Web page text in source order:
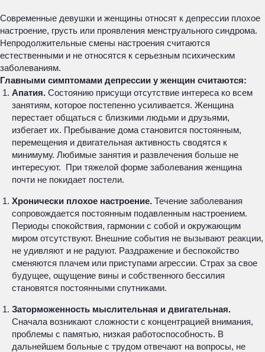
Современные девушки и женщины относят к депрессии плохое
настроение, грусть или проявления менструального синдрома.
Непродолжительные смены настроения считаются
естественными и не относятся к серьезным психическим
заболеваниям.
Главными симптомами депрессии у женщин считаются:
Апатия. Состоянию присущи отсутствие интереса ко всем
занятиям, которое постепенно усиливается. Женщина
перестает общаться с близкими людьми и друзьями,
избегает их. Пребывание дома становится постоянным,
перемещения и двигательная активность сводятся к
минимуму. Любимые занятия и развлечения больше не
интересуют. При тяжелой форме заболевания женщина
почти не покидает постели.
Хронически плохое настроение. Течение заболевания
сопровождается постоянным подавленным настроением.
Периоды спокойствия, гармонии с собой и окружающим
миром отсутствуют. Внешние события не вызывают реакции,
не удивляют и не радуют. Раздражение и беспокойство
сменяются плачем или приступами агрессии. Страх за свое
будущее, ощущение вины и собственного бессилия
становятся постоянными спутниками.
Заторможенность мыслительная и двигательная.
Сначала возникают сложности с концентрацией внимания,
проблемы с памятью, низкая работоспособность. В
дальнейшем больные с трудом отвечают на вопросы, не